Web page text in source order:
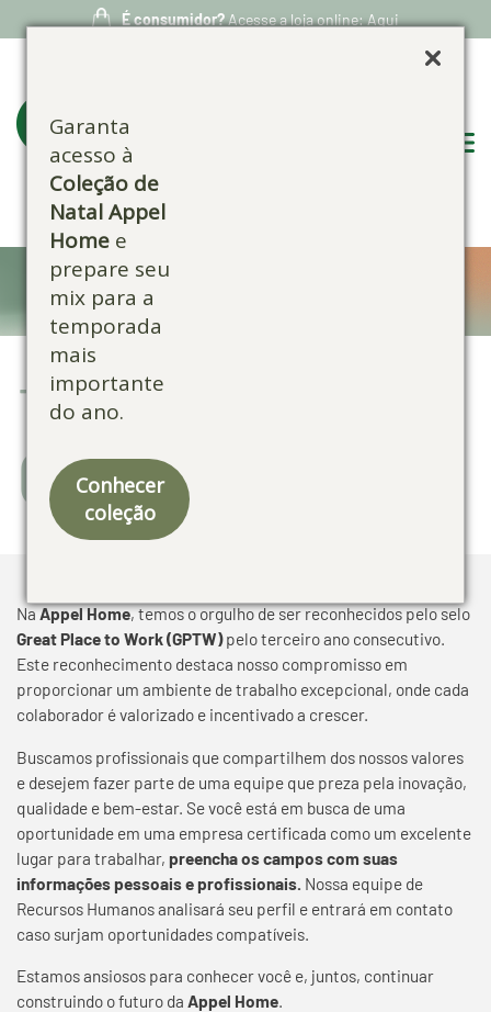
Garanta
acesso à
Coleção de
Natal Appel
Home e
prepare seu
mix para a
temporada
mais
importante
do ano.
Conhecer
coleção
É consumidor?Acesse a loja online: Aqui
Trabalhe
Conosco
NaAppel Home, temos o orgulho de ser reconhecidos pelo selo
Great Place to Work (GPTW)pelo terceiro ano consecutivo.
Este reconhecimento destaca nosso compromisso em
proporcionar um ambiente de trabalho excepcional, onde cada
colaborador é valorizado e incentivado a crescer.
Buscamos profissionais que compartilhem dos nossos valores
e desejem fazer parte de uma equipe que preza pela inovação,
qualidade e bem-estar. Se você está em busca de uma
oportunidade em uma empresa certificada como um excelente
lugar para trabalhar, preencha os campos com suas
informações pessoais e profissionais. Nossa equipe de
Recursos Humanos analisará seu perfil e entrará em contato
caso surjam oportunidades compatíveis.
Estamos ansiosos para conhecer você e, juntos, continuar
construindo o futuro da Appel Home.